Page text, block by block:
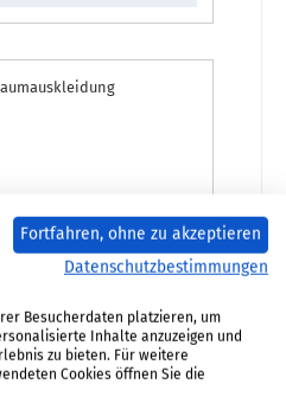
Fortfahren, ohne zu akzeptieren
Datenschutzbestimmungen
Besucherdaten platzieren, um
Inhalte anzuzeigen und
zu bieten. Für weitere
Cookies öffnen Sie die